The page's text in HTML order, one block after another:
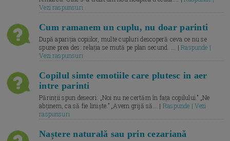
Vezi raspunsuri
Cum ramanem un cuplu, nu doar parinti
După apariția copiilor, multe cupluri descoperă ceva ce nu se
spune prea des: relația se mută pe plan secund. ... |Raspunde |
Vezi raspunsuri
Copilul simte emotiile care plutesc in aer
intre parinti
Părinții spun deseori: „Noi nu ne certăm în fața copilului.” „Ne
abținem, ca să fie liniște.” „Avem grijă să... | Raspunde | Vezi
raspunsuri
Naștere naturală sau prin cezariană